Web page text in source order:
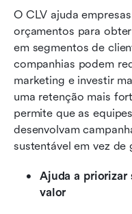
O CLV ajuda
orçamentos para
em segmentos de
companhias podem
marketing e investir
uma retenção mais
permite que as
desenvolvam
sustentável em vez
Ajuda a priorizar
valor